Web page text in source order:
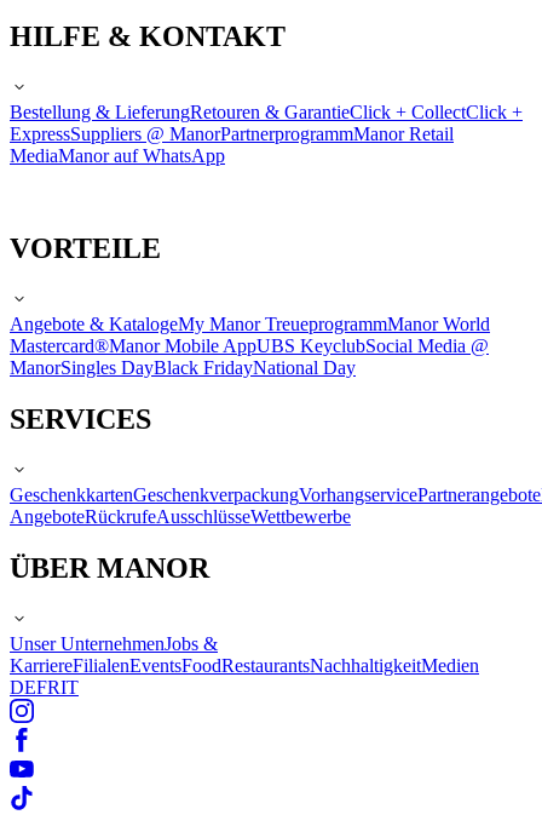
HILFE & KONTAKT
Bestellung & LieferungRetouren & GarantieClick + CollectClick +
ExpressSuppliers @ ManorPartnerprogrammManor Retail
MediaManor auf WhatsApp
VORTEILE
Angebote & KatalogeMy Manor TreueprogrammManor World
Mastercard®Manor Mobile AppUBS KeyclubSocial Media @
ManorSingles DayBlack FridayNational Day
SERVICES
GeschenkkartenGeschenkverpackungVorhangservicePartnerangebote
AngeboteRückrufeAusschlüsseWettbewerbe
ÜBER MANOR
Unser UnternehmenJobs &
KarriereFilialenEventsFoodRestaurantsNachhaltigkeitMedien
DEFRIT